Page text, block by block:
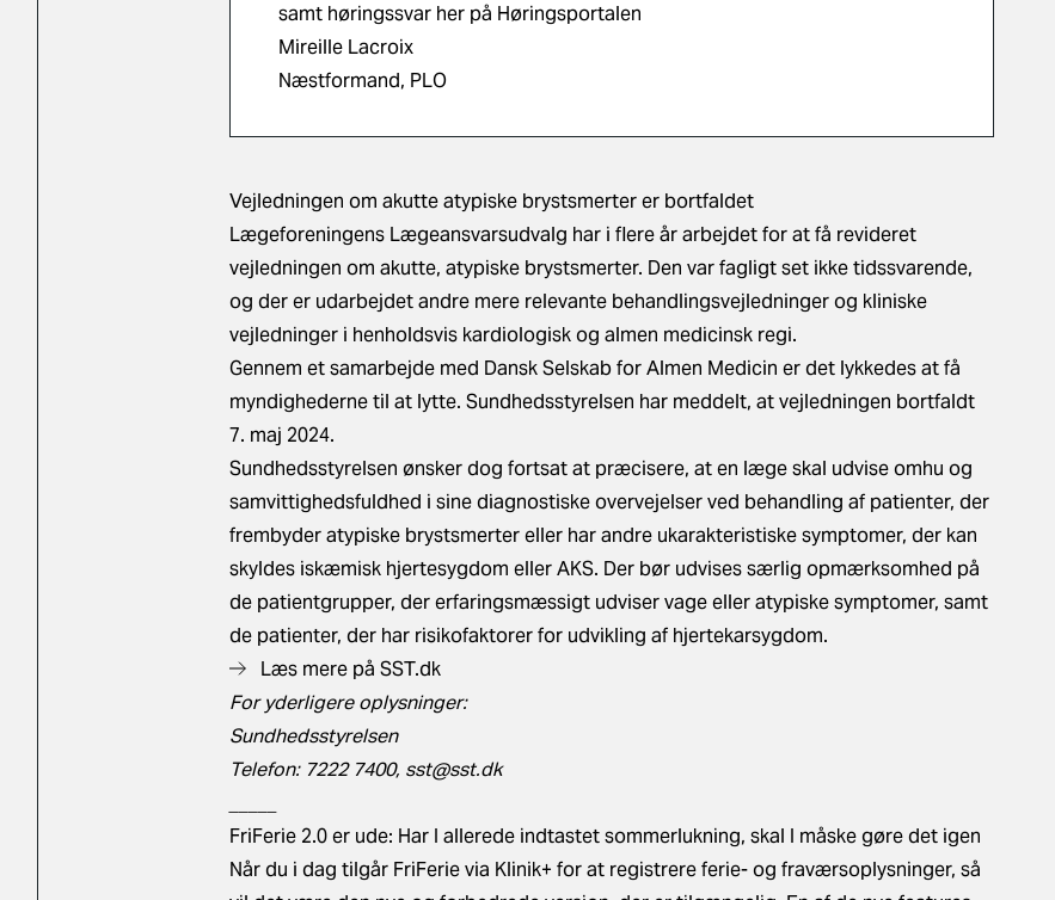
samt høringssvar her på Høringsportalen
Mireille Lacroix
Næstformand, PLO
Vejledningen om akutte atypiske brystsmerter er bortfaldet
Lægeforeningens Lægeansvarsudvalg har i flere år arbejdet for at få revideret
vejledningen om akutte, atypiske brystsmerter. Den var fagligt set ikke tidssvarende,
og der er udarbejdet andre mere relevante behandlingsvejledninger og kliniske
vejledninger i henholdsvis kardiologisk og almen medicinsk regi.
Gennem et samarbejde med Dansk Selskab for Almen Medicin er det lykkedes at få
myndighederne til at lytte. Sundhedsstyrelsen har meddelt, at vejledningen bortfaldt
7. maj 2024.
Sundhedsstyrelsen ønsker dog fortsat at præcisere, at en læge skal udvise omhu og
samvittighedsfuldhed i sine diagnostiske overvejelser ved behandling af patienter, der
frembyder atypiske brystsmerter eller har andre ukarakteristiske symptomer, der kan
skyldes iskæmisk hjertesygdom eller AKS. Der bør udvises særlig opmærksomhed på
de patientgrupper, der erfaringsmæssigt udviser vage eller atypiske symptomer, samt
de patienter, der har risikofaktorer for udvikling af hjertekarsygdom.
Læs mere på SST.dk
For yderligere oplysninger:
Sundhedsstyrelsen
Telefon: 7222 7400, sst@sst.dk
FriFerie 2.0 er ude: Har I allerede indtastet sommerlukning, skal I måske gøre det igen
Når du i dag tilgår FriFerie via Klinik+ for at registrere ferie- og fraværsoplysninger, så